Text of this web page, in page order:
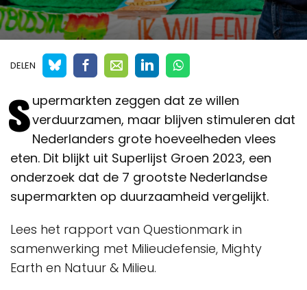
DELEN
Supermarkten zeggen dat ze willen
verduurzamen, maar blijven stimuleren dat
Nederlanders grote hoeveelheden vlees
eten. Dit blijkt uit Superlijst Groen 2023, een
onderzoek dat de 7 grootste Nederlandse
supermarkten op duurzaamheid vergelijkt.
Lees het rapport van Questionmark in
samenwerking met Milieudefensie, Mighty
Earth en Natuur & Milieu.